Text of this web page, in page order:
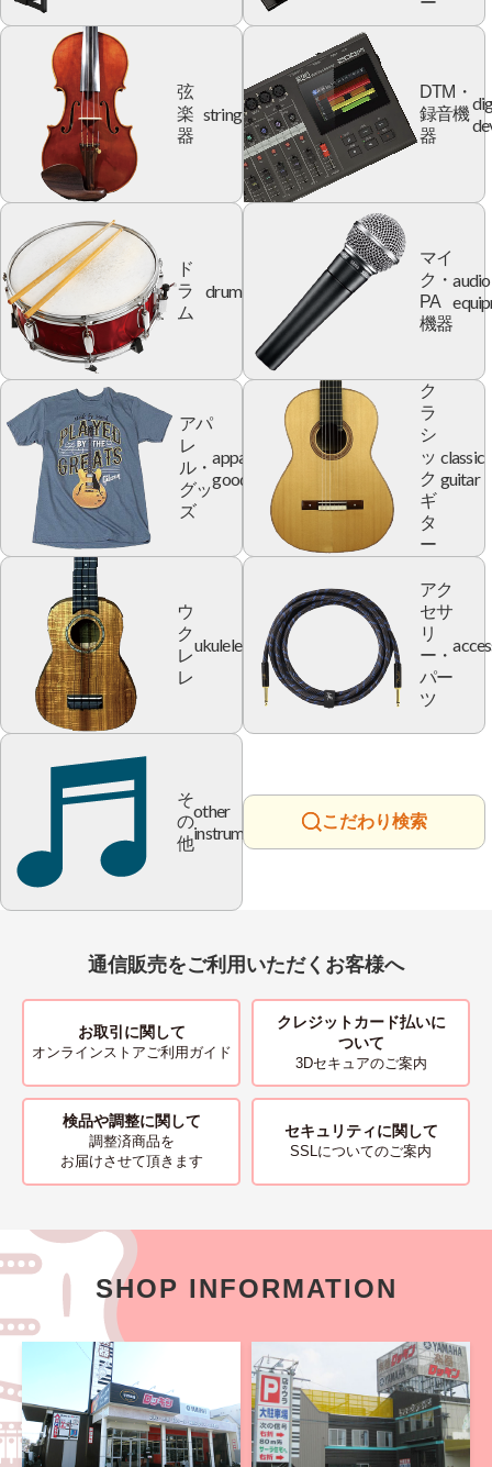
弦
楽
器
string
DTM・
録音機
器
ド
ラ
ム
drum
マイ
ク・
PA
機器
audio
アパ
レ
ル・
グッ
ズ
apparel
goods
ク
ラ
シ
ッ
ク
ギ
タ
ー
classic
guitar
ウ
ク
レ
レ
ukulele
アク
セサ
リ
ー・
パー
ツ
そ
の
他
other
instrument
こだわり検索
通信販売をご利用いただくお客様へ
お取引に関して
オンラインストアご利用ガイド
クレジットカード払いに
ついて
3Dセキュアのご案内
検品や調整に関して
調整済商品を
お届けさせて頂きます
セキュリティに関して
SSLについてのご案内
SHOP INFORMATION